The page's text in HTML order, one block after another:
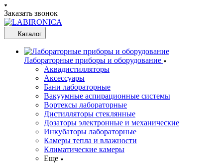
Заказать звонок
Каталог
Лабораторные приборы и оборудование
Аквадистилляторы
Аксессуары
Бани лабораторные
Вакуумные аспирационные системы
Вортексы лабораторные
Дистилляторы стеклянные
Дозаторы электронные и механические
Инкубаторы лабораторные
Камеры тепла и влажности
Климатические камеры
Еще